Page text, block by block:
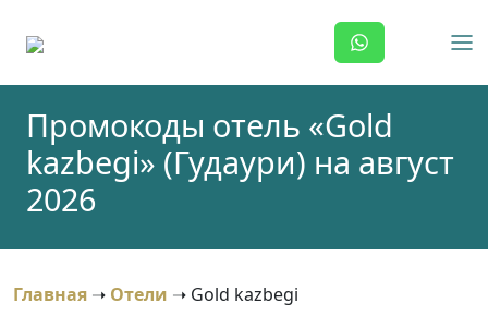
Промокоды отель «Gold
kazbegi» (Гудаури) на август
2026
Главная ➝ Отели ➝ Gold kazbegi